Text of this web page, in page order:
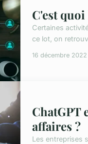
C'est
Certaines
ce lot, on
16 décembre 2022
ChatGPT
affaires ?
Les entreprises